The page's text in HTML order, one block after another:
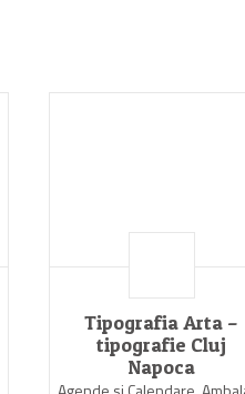
Tipografia Arta –
tipografie Cluj
Napoca